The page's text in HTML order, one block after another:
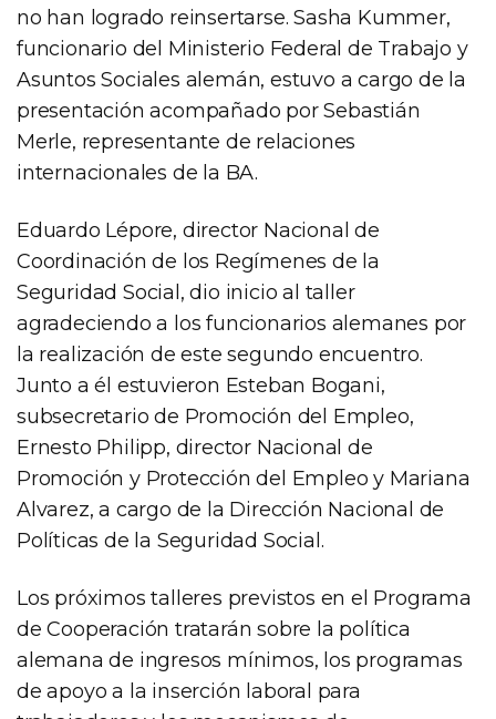
no han logrado reinsertarse. Sasha Kummer,
funcionario del Ministerio Federal de Trabajo y
Asuntos Sociales alemán, estuvo a cargo de la
presentación acompañado por Sebastián
Merle, representante de relaciones
internacionales de la BA.
Eduardo Lépore, director Nacional de
Coordinación de los Regímenes de la
Seguridad Social, dio inicio al taller
agradeciendo a los funcionarios alemanes por
la realización de este segundo encuentro.
Junto a él estuvieron Esteban Bogani,
subsecretario de Promoción del Empleo,
Ernesto Philipp, director Nacional de
Promoción y Protección del Empleo y Mariana
Alvarez, a cargo de la Dirección Nacional de
Políticas de la Seguridad Social.
Los próximos talleres previstos en el Programa
de Cooperación tratarán sobre la política
alemana de ingresos mínimos, los programas
de apoyo a la inserción laboral para